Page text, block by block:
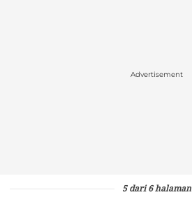
Advertisement
5 dari 6 halaman